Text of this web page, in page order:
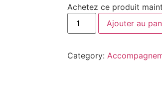
Achetez ce produit
POT
DE
SAUCE
Ajouter au
Category: